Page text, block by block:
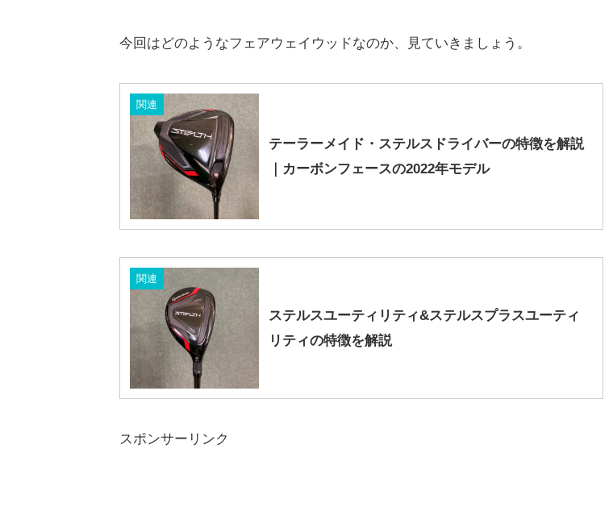
今回はどのようなフェアウェイウッドなのか、見ていきましょう。
関連
テーラーメイド・ステルスドライバーの特徴を解説
｜カーボンフェースの2022年モデル
関連
ステルスユーティリティ&ステルスプラスユーティ
リティの特徴を解説
スポンサーリンク